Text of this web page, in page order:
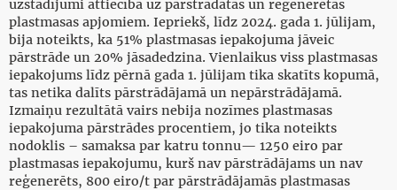
uzstādījumi attiecībā uz pārstrādātās un reģenerētās
plastmasas apjomiem. Iepriekš, līdz 2024. gada 1. jūlijam,
bija noteikts, ka 51% plastmasas iepakojuma jāveic
pārstrāde un 20% jāsadedzina. Vienlaikus viss plastmasas
iepakojums līdz pērnā gada 1. jūlijam tika skatīts kopumā,
tas netika dalīts pārstrādājamā un nepārstrādājamā.
Izmaiņu rezultātā vairs nebija nozīmes plastmasas
iepakojuma pārstrādes procentiem, jo tika noteikts
nodoklis – samaksa par katru tonnu— 1250 eiro par
plastmasas iepakojumu, kurš nav pārstrādājams un nav
reģenerēts, 800 eiro/t par pārstrādājamās plastmasas